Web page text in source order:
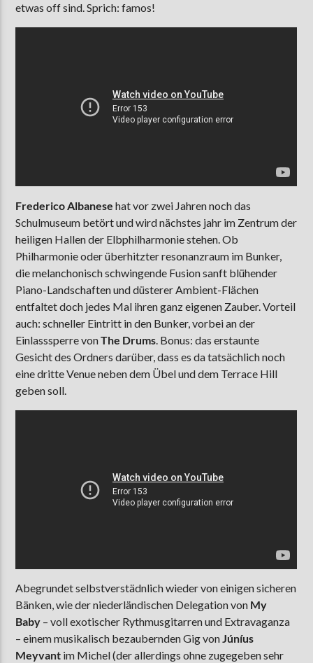
etwas off sind. Sprich: famos!
Frederico Albanese hat vor zwei Jahren noch das
Schulmuseum betört und wird nächstes jahr im Zentrum der
heiligen Hallen der Elbphilharmonie stehen. Ob
Philharmonie oder überhitzter resonanzraum im Bunker,
die melanchonisch schwingende Fusion sanft blühender
Piano-Landschaften und düsterer Ambient-Flächen
entfaltet doch jedes Mal ihren ganz eigenen Zauber. Vorteil
auch: schneller Eintritt in den Bunker, vorbei an der
Einlasssperre vonThe Drums . Bonus: das erstaunte
Gesicht des Ordners darüber, dass es da tatsächlich noch
eine dritte Venue neben dem Übel und dem Terrace Hill
geben soll.
Abegrundet selbstverstädnlich wieder von einigen sicheren
Bänken, wie der niederländischen Delegation von My
Baby – voll exotischer Rythmusgitarren und Extravaganza
– einem musikalisch bezaubernden Gig vonJúníus
Meyvant im Michel (der allerdings ohne zugegeben sehr